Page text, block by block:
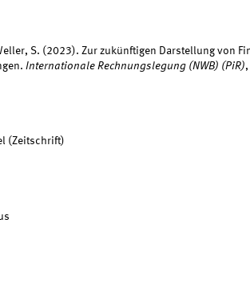
S. (2023). Zur zukünftigen Darstellung von
Internationale Rechnungslegung (NWB) (PiR),
(Zeitschrift)